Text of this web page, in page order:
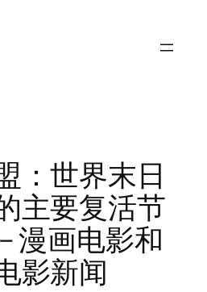
：世界末日
主要复活节
漫画电影和
影新闻